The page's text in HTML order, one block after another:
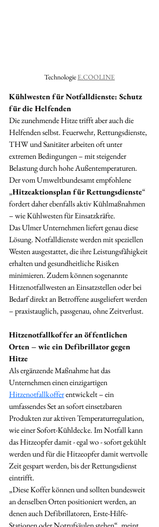
Technologie E.COOLINE
Kühlwesten für Notfalldienste: Schutz
für die Helfenden
Die zunehmende Hitze trifft aber auch die
Helfenden selbst. Feuerwehr, Rettungsdienste,
THW und Sanitäter arbeiten oft unter
extremen Bedingungen – mit steigender
Belastung durch hohe Außentemperaturen.
Der vom Umweltbundesamt empfohlene
„Hitzeaktionsplan für Rettungsdienste“
fordert daher ebenfalls aktiv Kühlmaßnahmen
– wie Kühlwesten für Einsatzkräfte.
Das Ulmer Unternehmen liefert genau diese
Lösung. Notfalldienste werden mit speziellen
Westen ausgestattet, die ihre Leistungsfähigkeit
erhalten und gesundheitliche Risiken
minimieren. Zudem können sogenannte
Hitzenotfallwesten an Einsatzstellen oder bei
Bedarf direkt an Betroffene ausgeliefert werden
– praxistauglich, passgenau, ohne Zeitverlust.
Hitzenotfallkoffer an öffentlichen
Orten – wie ein Defibrillator gegen
Hitze
Als ergänzende Maßnahme hat das
Unternehmen einen einzigartigen
Hitzenotfallkoffer entwickelt – ein
umfassendes Set an sofort einsetzbaren
Produkten zur aktiven Temperaturregulation,
wie einer Sofort-Kühldecke. Im Notfall kann
das Hitzeopfer damit - egal wo - sofort gekühlt
werden und für die Hitzeopfer damit wertvolle
Zeit gespart werden, bis der Rettungsdienst
eintrifft.
„Diese Koffer können und sollten bundesweit
an denselben Orten positioniert werden, an
denen auch Defibrillatoren, Erste-Hilfe-